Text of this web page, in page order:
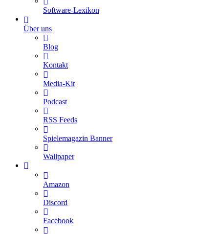
Software-Lexikon
Über uns
Blog
Kontakt
Media-Kit
Podcast
RSS Feeds
Spielemagazin Banner
Wallpaper
Amazon
Discord
Facebook